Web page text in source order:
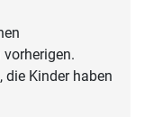
Kinder haben